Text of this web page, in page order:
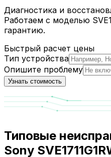
Диагностика и
Работаем с моделью
гарантию.
Быстрый расчет цены
Тип устройства
Опишите проблему
Узнать стоимость
Типовые
Sony